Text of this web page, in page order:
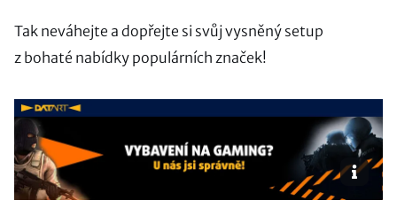
Tak neváhejte a dopřejte si svůj vysněný setup
z bohaté nabídky populárních značek!